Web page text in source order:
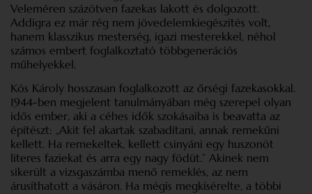
Veleméren százötven fazekas lakott és dolgozott.
Addigra ez már rég nem jövedelemkiegészítés volt,
hanem klasszikus mesterség, igazi mesterekkel, néhol
számos embert foglalkoztató többgenerációs
műhelyekkel.
Kós Károly hosszasan foglalkozott az őrségi fazekasokkal.
1944-ben megjelent tanulmányában még szerepel olyan
idős ember, aki a céhes idők szokásaiba is beavatta az
építészt: „Akit fel akartak szabadítani, annak remekűni
kellett. Ha remekeltek, kellett csinyáni egy huszonöt
literes faziekat és arra egy nagy födüt.” Akinek nem
sikerült a vizsgaszámba menő remeklés, az nem
árusíthatott a vásáron. Ha mégis megkísérelte, a többi